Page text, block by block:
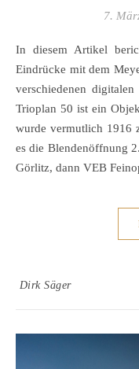
7.
In diesem Artikel berichte ich über meine Erfahrungen und
Eindrücke mit dem
verschiedenen
Trioplan 50 ist ein
wurde vermutlich 1916
es die Blendenöffnung
Görlitz, dann VEB
Dirk Säger